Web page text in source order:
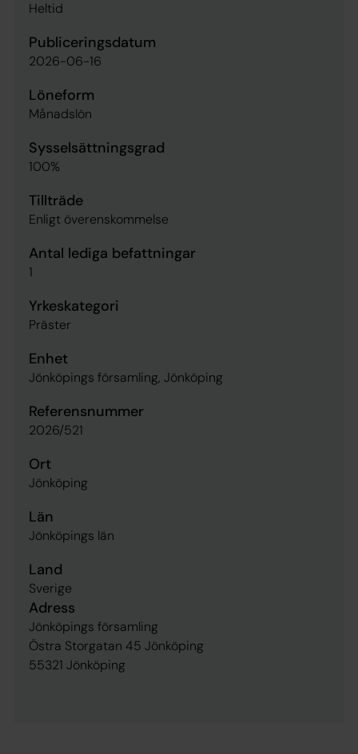
Heltid
Publiceringsdatum
2026-06-16
Löneform
Månadslön
Sysselsättningsgrad
100%
Tillträde
Enligt överenskommelse
Antal lediga befattningar
1
Yrkeskategori
Präster
Enhet
Jönköpings församling, Jönköping
Referensnummer
2026/521
Ort
Jönköping
Län
Jönköpings län
Land
Sverige
Adress
Jönköpings församling
Östra Storgatan 45 Jönköping
55321 Jönköping